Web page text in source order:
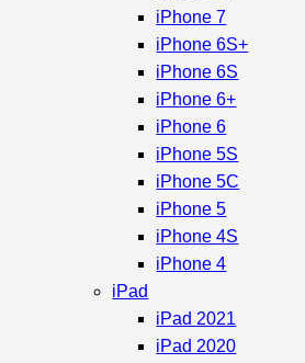
iPhone 7
iPhone 6S+
iPhone 6S
iPhone 6+
iPhone 6
iPhone 5S
iPhone 5C
iPhone 5
iPhone 4S
iPhone 4
iPad
iPad 2021
iPad 2020